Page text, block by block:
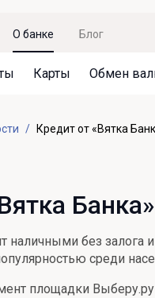
О банке Блог
Карты
услуг
Обмен
Кредит от «Вятка
наличными без залога
среди
площадки